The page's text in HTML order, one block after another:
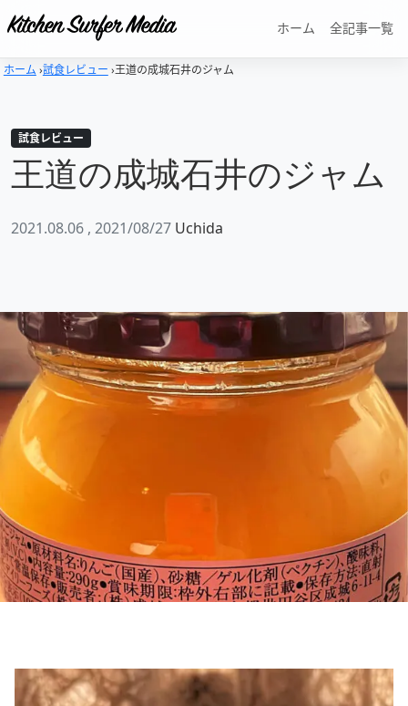
ホーム 全記事一覧
ホーム ›試食レビュー ›王道の成城石井のジャム
試食レビュー
王道の成城石井のジャム
2021.08.06 , 2021/08/27 Uchida